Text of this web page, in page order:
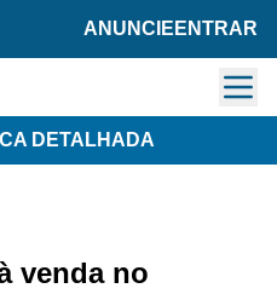
ANUNCIE ENTRAR
DETALHADA
venda no